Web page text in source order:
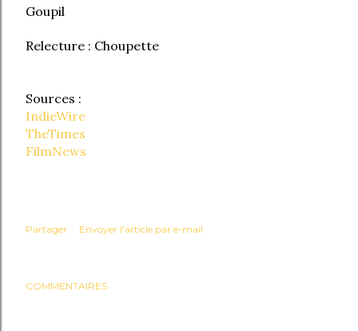
Goupil
Relecture : Choupette
Sources :
IndieWire
TheTimes
FilmNews
Partager Envoyer l'article par e-mail
COMMENTAIRES